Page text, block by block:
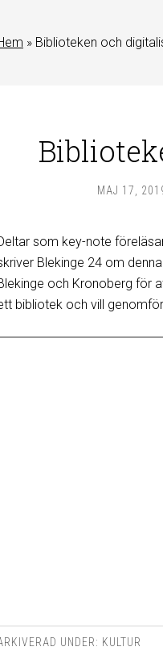
» Biblioteken och
MAJ 17,
som key-note
Blekinge 24 om
och Kronoberg för
bibliotek och vill
UNDER: KULTUR